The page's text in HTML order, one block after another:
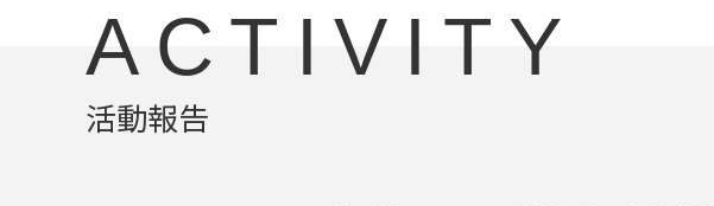
ACTIVITY
活動報告